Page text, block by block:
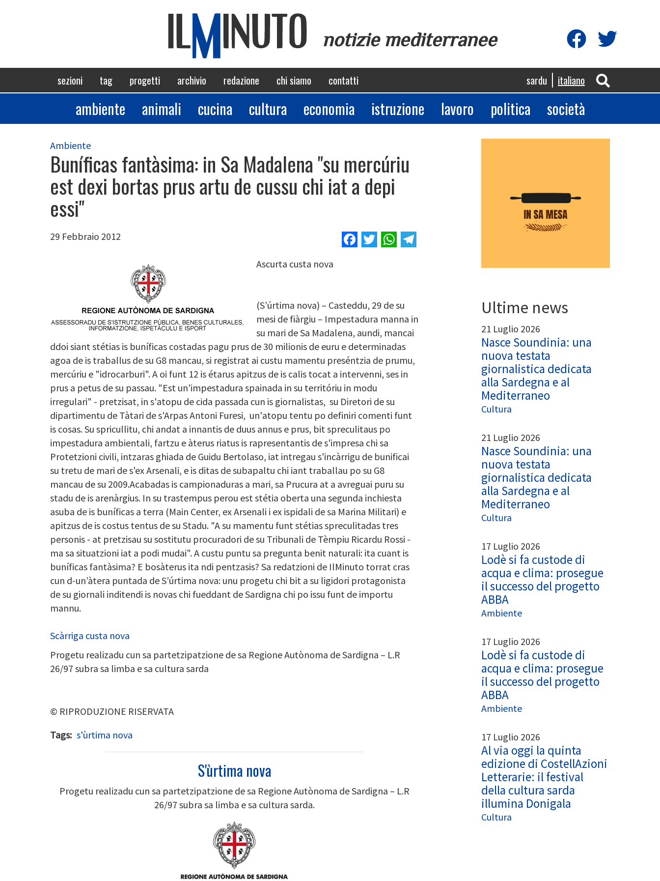
notizie mediterranee
Navigazione
principale
sezioni tag progetti archivio redazione chi siamo contatti sardu italiano
Sezioni
ambiente animali cucina cultura economia istruzione lavoro politica società
Ambiente
Buníficas fantàsima: in Sa Madalena "su mercúriu
est dexi bortas prus artu de cussu chi iat a depi
essi"
29 Febbraio 2012 Facebook
TwitterWhatsApp
Ascurta custa nova
(S’úrtima nova) – Casteddu, 29 de su
mesi de fiàrgiu – Impestadura manna in
su mari de Sa Madalena, aundi, mancai
ddoi siant stétias is buníficas costadas pagu prus de 30 milionis de euru e determinadas
agoa de is traballus de su G8 mancau, si registrat ai custu mamentu preséntzia de prumu,
mercúriu e "idrocarburi". A oi funt 12 is étarus apitzus de is calis tocat a intervenni, ses in
prus a petus de su passau. "Est un'impestadura spainada in su territóriu in modu
irregulari" - pretzisat, in s'atopu de cida passada cun is giornalistas, su Diretori de su
dipartimentu de Tàtari de s'Arpas Antoni Furesi, un'atopu tentu po definiri comenti funt
is cosas. Su spricullitu, chi andat a innantis de duus annus e prus, bit spreculitaus po
impestadura ambientali, fartzu e àterus riatus is rapresentantis de s'impresa chi sa
Protetzioni civili, intzaras ghiada de Guidu Bertolaso, iat intregau s'incàrrigu de bunificai
su tretu de mari de s'ex Arsenali, e is ditas de subapaltu chi iant traballau po su G8
mancau de su 2009.Acabadas is campionaduras a mari, sa Prucura at a avreguai puru su
stadu de is arenàrgius. In su trastempus perou est stétia oberta una segunda inchiesta
asuba de is buníficas a terra (Main Center, ex Arsenali i ex ispidali de sa Marina Militari) e
apitzus de is costus tentus de su Stadu. "A su mamentu funt stétias spreculitadas tres
personis - at pretzisau su sostitutu procuradori de su Tribunali de Tèmpiu Ricardu Rossi -
ma sa situatzioni iat a podi mudai". A custu puntu sa pregunta benit naturali: ita cuant is
buníficas fantàsima? E bosàterus ita ndi pentzasis? Sa redatzioni de IlMinuto torrat cras
cun d-un’àtera puntada de S’úrtima nova: unu progetu chi bit a su ligidori protagonista
de su giornali inditendi is novas chi fueddant de Sardigna chi po issu funt de importu
mannu.
Scàrriga custa nova
Progetu realizadu cun sa partetzipatzione de sa Regione Autònoma de Sardigna – L.R
26/97 subra sa limba e sa cultura sarda
© RIPRODUZIONE RISERVATA
Tags s'ùrtima nova
S'ùrtima nova
Progetu realizadu cun sa partetzipatzione de sa Regione Autònoma de Sardigna – L.R
26/97 subra sa limba e sa cultura sarda.
Ultime news
21 Luglio 2026
Nasce Soundinia: una
nuova testata
giornalistica dedicata
alla Sardegna e al
Mediterraneo
Cultura
21 Luglio 2026
Nasce Soundinia: una
nuova testata
giornalistica dedicata
alla Sardegna e al
Mediterraneo
Cultura
17 Luglio 2026
Lodè si fa custode di
acqua e clima: prosegue
il successo del progetto
ABBA
Ambiente
17 Luglio 2026
Lodè si fa custode di
acqua e clima: prosegue
il successo del progetto
ABBA
Ambiente
17 Luglio 2026
Al via oggi la quinta
edizione di CostellAzioni
Letterarie: il festival
della cultura sarda
illumina Donigala
Cultura